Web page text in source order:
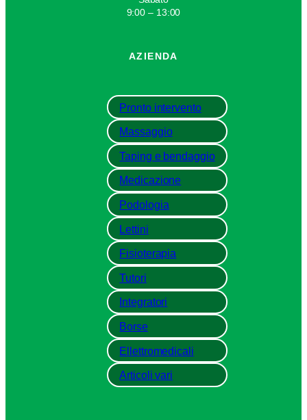
9:00 – 13:00
AZIENDA
Pronto intervento
Massaggio
Taping e bendaggio
Medicazione
Podologia
Lettini
Fisioterapia
Tutori
Integratori
Borse
Ellettromedicali
Articoli vari